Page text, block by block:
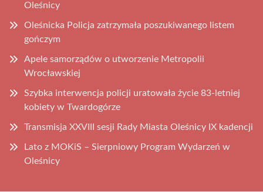
Oleśnicy
Oleśnicka Policja zatrzymała poszukiwanego listem
gończym
Apele samorządów o utworzenie Metropolii
Wrocławskiej
Szybka interwencja policji uratowała życie 83-letniej
kobiety w Twardogórze
Transmisja XXVIII sesji Rady Miasta Oleśnicy IX kadencji
Lato z MOKiS – Sierpniowy Program Wydarzeń w
Oleśnicy